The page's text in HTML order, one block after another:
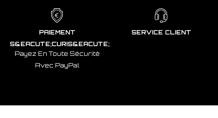
PAIEMENT
S&EACUTE;CURIS&EACUTE;
Payez En Toute Sécurité
Avec PayPal
SERVICE CLIENT